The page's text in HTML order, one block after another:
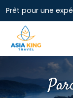
Prêt pour une